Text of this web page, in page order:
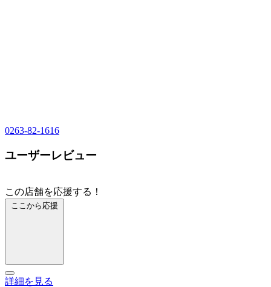
0263-82-1616
ユーザーレビュー
この店舗を応援する！
ここから応援
詳細を見る